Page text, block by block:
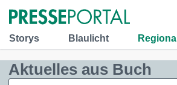
Storys Blaulicht Regional
Aktuelles aus Buch